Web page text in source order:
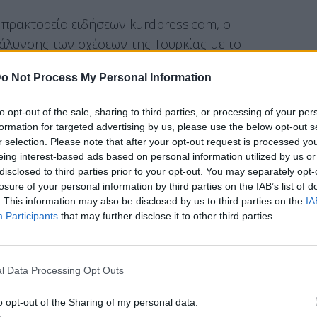
Not Process My Personal Information
opt-out of the sale, sharing to third parties, or processing of your
for targeted advertising by us, please use the below opt-out
selection. Please note that after your opt-out request is processed
interest-based ads based on personal information utilized by us
to third parties prior to your opt-out. You may separately
of your personal information by third parties on the IAB’s list of
This information may also be disclosed by us to third parties on the
Participants that may further disclose it to other third parties.
Data Processing Opt Outs
opt-out of the Sharing of my personal data.
ειδήσεων kurdpress.com, ο
των σχέσεων της Τουρκίας με το
Τουρκίας με το ιρακινό Κουρδιστάν και
των διαπραγματεύσεων μεταξύ Τουρκίας,
με την άμεση υποστήριξη των ΗΠΑ.
Τουρκίας Ρετζέπ Ταγίπ Ερντογάν και του
Υπηρεσίας Πληροφοριών (MIT), και όλων των
με τον Νιτσερβάν Μπαρζανί, πρόεδρο του
Χουλουσί Ακάρ συναντήθηκε επίσης ξεχωριστά
Μπαρζανί, πρωθυπουργού του ιρακινού
περιορισμένες δηλώσεις που έγιναν για